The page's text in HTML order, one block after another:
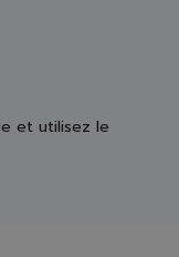
et utilisez le